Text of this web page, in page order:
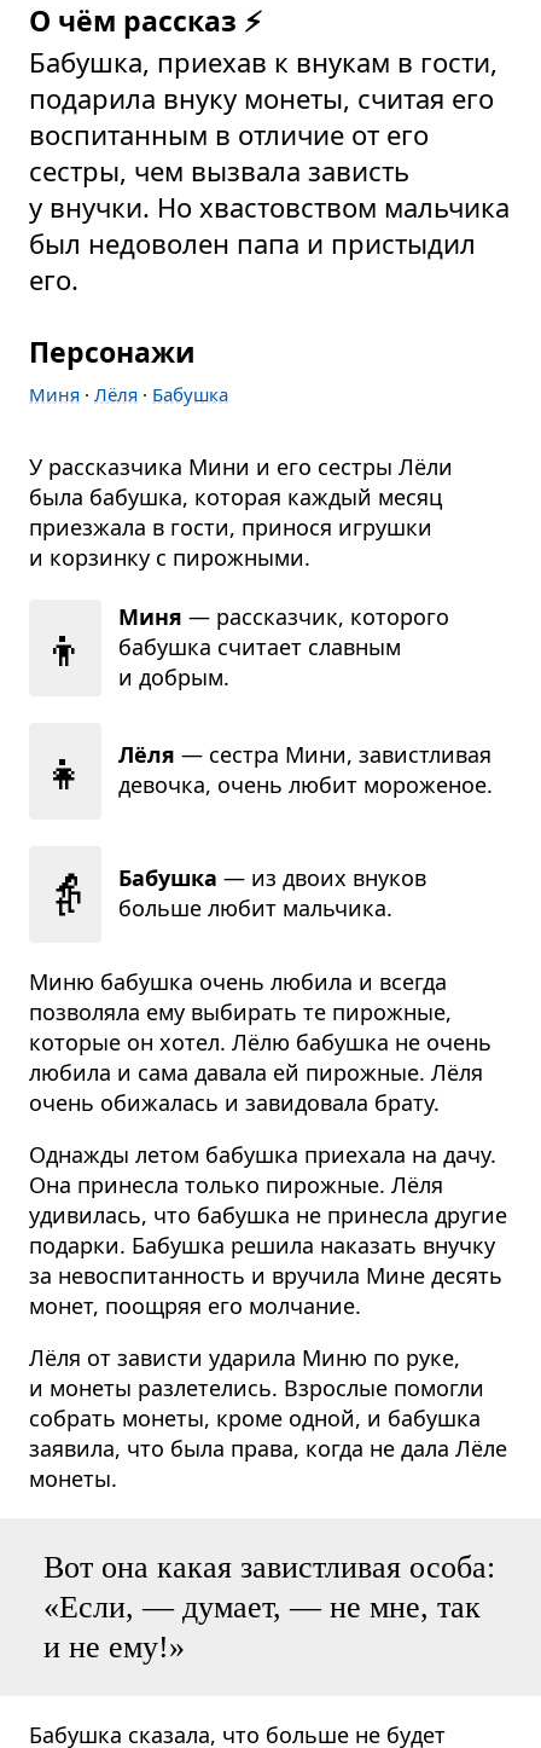
О чём рассказ ⚡
Бабушка, приехав к внукам в гости,
подарила внуку монеты, считая его
воспитанным в отличие от его
сестры, чем вызвала зависть
у внучки. Но хвастовством мальчика
был недоволен папа и пристыдил
его.
Персонажи
Миня · Лёля · Бабушка
У рассказчика Мини и его сестры Лёли
была бабушка, которая каждый месяц
приезжала в гости, принося игрушки
и корзинку с пирожными.
👦 Миня — рас­сказ­чик, кото­рого
бабушка счи­тает слав­ным
и добрым.
👧 Лёля — сестра Мини, завист­ли­вая
девочка, очень любит моро­же­ное.
👵 Бабушка — из двоих вну­ков
больше любит маль­чика.
Миню бабушка очень любила и всегда
позволяла ему выбирать те пирожные,
которые он хотел. Лёлю бабушка не очень
любила и сама давала ей пирожные. Лёля
очень обижалась и завидовала брату.
Однажды летом бабушка приехала на дачу.
Она принесла только пирожные. Лёля
удивилась, что бабушка не принесла другие
подарки. Бабушка решила наказать внучку
за невоспитанность и вручила Мине десять
монет, поощряя его молчание.
Лёля от зависти ударила Миню по руке,
и монеты разлетелись. Взрослые помогли
собрать монеты, кроме одной, и бабушка
заявила, что была права, когда не дала Лёле
монеты.
Вот она какая завистливая особа:
«Если, — думает, — не мне, так
и не ему!»
Бабушка сказала, что больше не будет